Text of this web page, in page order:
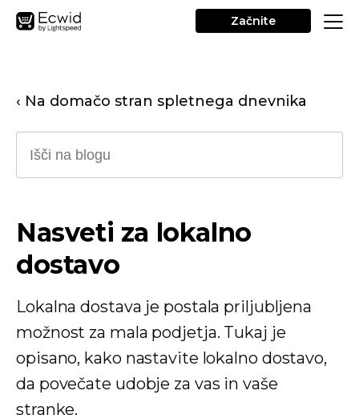
Začnite
‹ Na domačo stran spletnega dnevnika
Nasveti za lokalno
dostavo
Lokalna dostava je postala priljubljena
možnost za mala podjetja. Tukaj je
opisano, kako nastavite lokalno dostavo,
da povečate udobje za vas in vaše
stranke.